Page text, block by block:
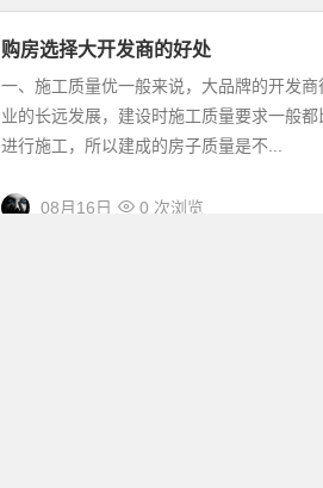
购房选择大开发商的好处
一、施工质量优一般来说，大品牌的开发
业的长远发展，建设时施工质量要求一般
进行施工，所以建成的房子质量是不...
08月16日 0 次浏览